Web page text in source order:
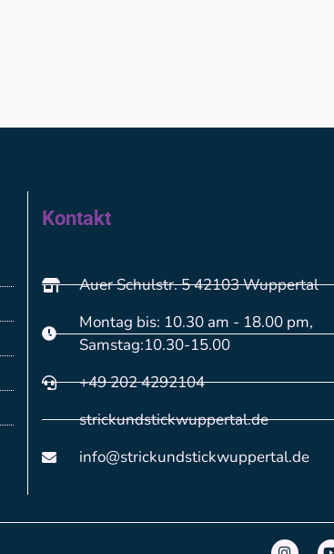
Kontakt
Auer Schulstr. 5 42103 Wuppertal
Montag bis: 10.30 am - 18.00 pm,
Samstag:10.30-15.00
+49 202 4292104
strickundstickwuppertal.de
info@strickundstickwuppertal.de